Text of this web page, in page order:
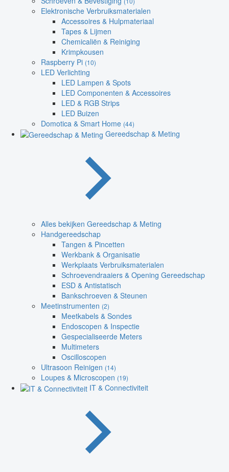
Elektronische Verbruiksmaterialen
Accessoires & Hulpmateriaal
Tapes & Lijmen
Chemicaliën & Reiniging
Krimpkousen
Raspberry Pi (10)
LED Verlichting
LED Lampen & Spots
LED Componenten & Accessoires
LED & RGB Strips
LED Buizen
Domotica & Smart Home (44)
Gereedschap & Meting
Alles bekijken Gereedschap & Meting
Handgereedschap
Tangen & Pincetten
Werkbank & Organisatie
Werkplaats Verbruiksmaterialen
Schroevendraaiers & Opening Gereedschap
ESD & Antistatisch
Bankschroeven & Steunen
Meetinstrumenten (2)
Meetkabels & Sondes
Endoscopen & Inspectie
Gespecialiseerde Meters
Multimeters
Oscilloscopen
Ultrasoon Reinigen (14)
Loupes & Microscopen (19)
IT & Connectiviteit